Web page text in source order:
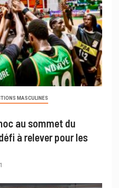
MASCULINES
au sommet du
à relever pour les